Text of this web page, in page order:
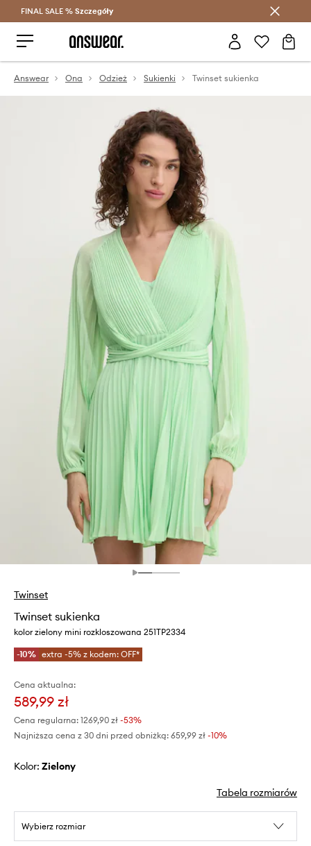
Oszczędzaj z Answear Club >
FINAL SALE % Szczegóły
Answear Ona Odzież Sukienki Twinset sukienka
Twinset
Twinset sukienka
kolor zielony mini rozkloszowana 251TP2334
-10% extra -5% z kodem: OFF*
Cena aktualna:
589,99 zł
Cena regularna: 1269,90 zł -53%
Najniższa cena z 30 dni przed obniżką: 659,99 zł -10%
Kolor: zielony
Tabela rozmiarów
Wybierz rozmiar